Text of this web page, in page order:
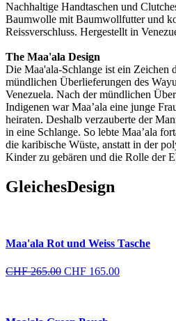
Nachhaltige Handtaschen und
Baumwolle mit Baumwollfutter und
Reissverschluss. Hergestellt in
The Maa'ala Design
Die Maa'ala-Schlange ist ein Zeichen
mündlichen Überlieferungen des
Venezuela. Nach der mündlichen
Indigenen war Maa’ala eine junge
heiraten. Deshalb verzauberte der
in eine Schlange. So lebte Maa’ala
die karibische Wüste, anstatt in der
Kinder zu gebären und die Rolle der
GleichesDesign
Maa'ala Rot und Weiss Tasche
CHF265.00 Ursprünglicher
CHF 165.00Aktueller